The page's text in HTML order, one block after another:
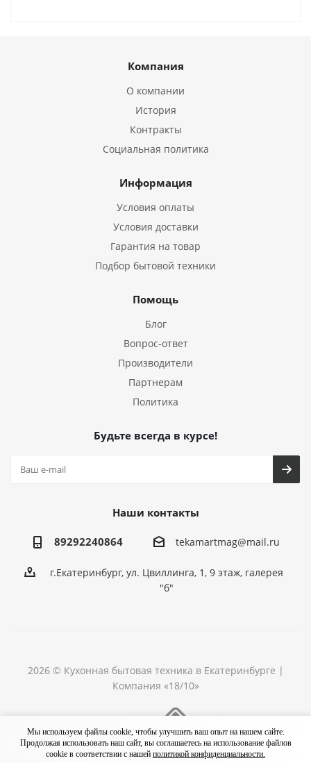
Компания
О компании
История
Контракты
Социальная политика
Информация
Условия оплаты
Условия доставки
Гарантия на товар
Подбор бытовой техники
Помощь
Блог
Вопрос-ответ
Производители
Партнерам
Политика
Будьте всегда в курсе!
Наши контакты
89292240864 tekamartmag@mail.ru
г.Екатеринбург, ул. Цвиллинга, 1, 9 этаж, галерея
"б"
2026 © Кухонная бытовая техника в Екатеринбурге |
Компания «18/10»
Мы используем файлы cookie, чтобы улучшить ваш опыт на нашем сайте.
Продолжая использовать наш сайт, вы соглашаетесь на использование файлов
cookie в соответствии с нашей политикой конфиденциальности.